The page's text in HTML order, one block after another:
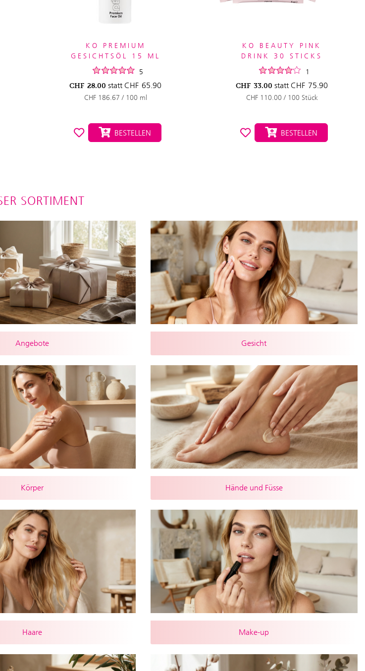
KO PREMIUM
GESICHTSÖL 15 ML
5
CHF 28.00 statt CHF 65.90
CHF 186.67 / 100 ml
BESTELLEN
KO BEAUTY PINK
DRINK 30 STICKS
1
CHF 33.00 statt CHF 75.90
CHF 110.00 / 100 Stück
BESTELLEN
SORTIMENT
Angebote Gesicht
Körper Hände und Füsse
Haare Make-up